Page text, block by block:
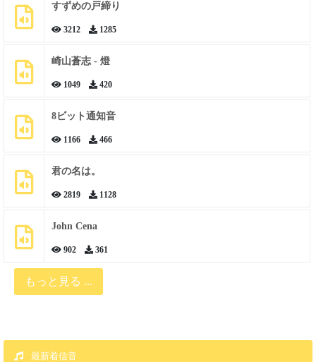
すずめの戸締り
3212 1285
崎山蒼志 - 燈
1049 420
8ビット通知音
1166 466
君の名は。
2819 1128
John Cena
902 361
もっと見る ...
最新着信音